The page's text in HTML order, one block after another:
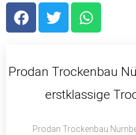
F
a
b
T
w
t
r
W
h
s
p
Prodan Trockenbau
erstklassige
Prodan Trockenbau